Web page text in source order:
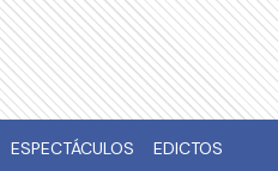
ESPECTÁCULOS EDICTOS